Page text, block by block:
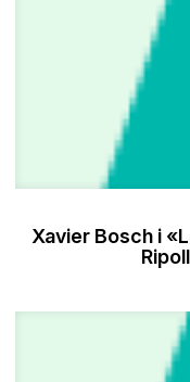
Xavier Bosch i